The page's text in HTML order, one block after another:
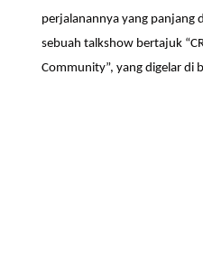
perjalanannya yang panjang
sebuah talkshow bertajuk
Community”, yang digelar di